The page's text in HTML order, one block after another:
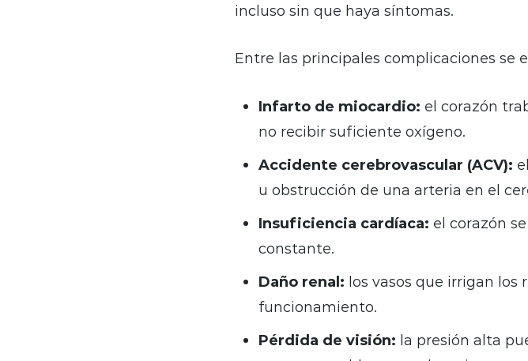
incluso sin que haya síntomas.
Entre las principales complicaciones se
Infarto de miocardio: el corazón
no recibir suficiente oxígeno.
Accidente cerebrovascular (ACV):
u obstrucción de una arteria en el
Insuficiencia cardíaca: el corazón
constante.
Daño renal: los vasos que irrigan los
funcionamiento.
Pérdida de visión: la presión alta